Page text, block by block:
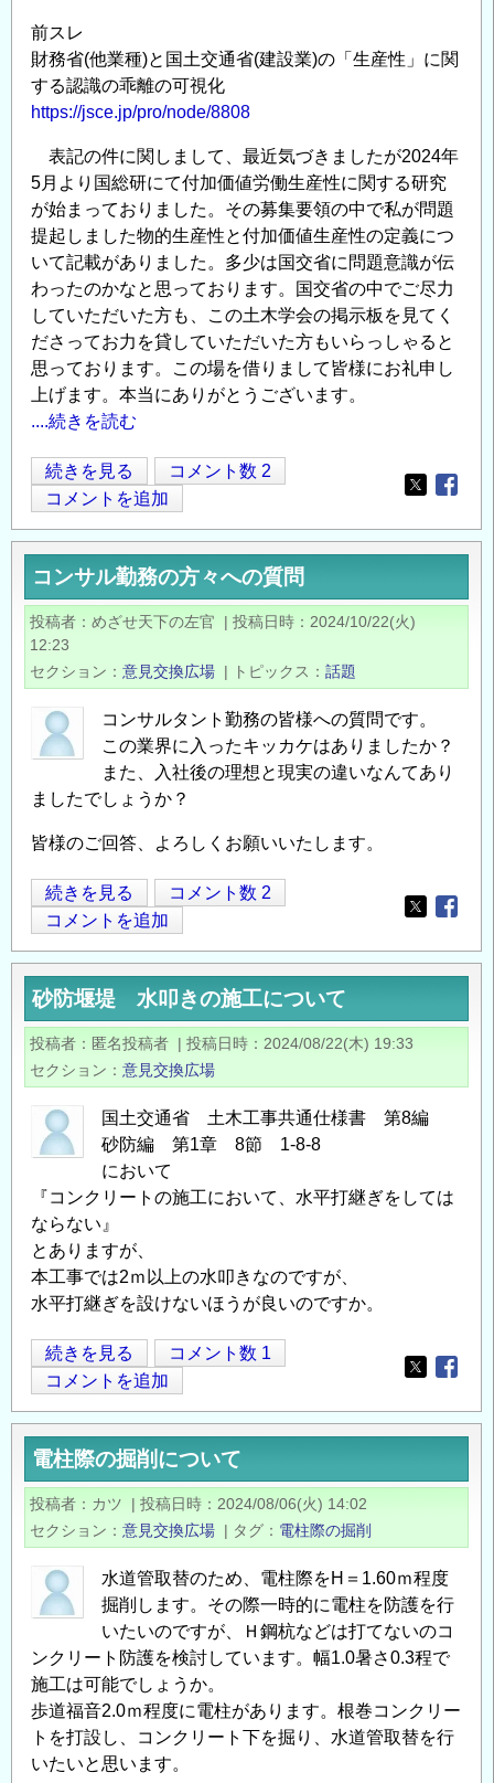
施
工
の
適
用
に
つ
い
て
の
前スレ
財務省(他業種)と国土交通省(建設業)の「生産性」に関
する認識の乖離の可視化
https://jsce.jp/pro/node/8808
表記の件に関しまして、最近気づきましたが2024年
5月より国総研にて付加価値労働生産性に関する研究
が始まっておりました。その募集要領の中で私が問題
提起しました物的生産性と付加価値生産性の定義につ
いて記載がありました。多少は国交省に問題意識が伝
わったのかなと思っております。国交省の中でご尽力
していただいた方も、この土木学会の掲示板を見てく
ださってお力を貸していただいた方もいらっしゃると
思っております。この場を借りまして皆様にお礼申し
上げます。本当にありがとうございます。
....続きを読む
【お
礼】
建
設
業
に
お
け
る
生
産
の
義
問
題
に
つ
い
て
の
続きを見る
コメント数 2
コメントを追加
Opens in
コンサル勤務の方々への質問
投稿者 めざせ天下の左官 | 投稿日時
2024/10/22(火)
12:23
セクション
意見交換広場 | トピックス 話題
コンサルタント勤務の皆様への質問です。
この業界に入ったキッカケはありましたか？
また、入社後の理想と現実の違いなんてあり
ましたでしょうか？
皆様のご回答、よろしくお願いいたします。
コ
ン
サ
ル
勤
務
方々
へ
の
問
の
続きを見る
コメント数 2
コメントを追加
Opens in
砂防堰堤 水叩きの施工について
投稿者 匿名投稿者 | 投稿日時
2024/08/22(木) 19:33
セクション
意見交換広場
国土交通省 土木工事共通仕様書 第8編
砂防編 第1章 8節 1-8-8
において
『コンクリートの施工において、水平打継ぎをしては
ならない』
とありますが、
本工事では2ｍ以上の水叩きなのですが、
水平打継ぎを設けないほうが良いのですか。
砂
防
堰
堤
水
叩
の
施
工
つ
い
て
の
続きを見る
コメント数 1
コメントを追加
Opens in
電柱際の掘削について
投稿者 カツ | 投稿日時
2024/08/06(火) 14:02
セクション
意見交換広場 | タグ 電柱際の掘削
水道管取替のため、電柱際をH＝1.60ｍ程度
掘削します。その際一時的に電柱を防護を行
いたいのですが、Ｈ鋼杭などは打てないのコ
ンクリート防護を検討しています。幅1.0暑さ0.3程で
施工は可能でしょうか。
歩道福音2.0ｍ程度に電柱があります。根巻コンクリー
トを打設し、コンクリート下を掘り、水道管取替を行
いたいと思います。